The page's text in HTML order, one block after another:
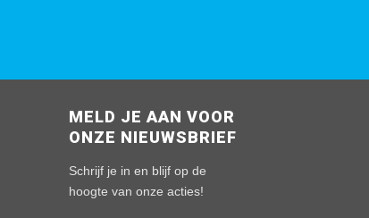
MELD JE AAN VOOR
ONZE NIEUWSBRIEF
Schrijf je in en blijf op de
hoogte van onze acties!